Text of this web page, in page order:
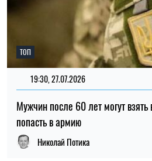
ТОП
19:30, 27.07.2026
Мужчин после 60 лет могут
попасть в армию
Николай Потика